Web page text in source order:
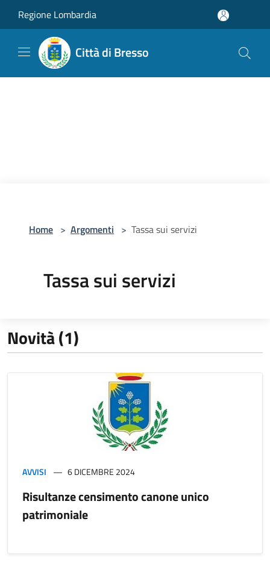
Regione Lombardia
Città di Bresso
Home > Argomenti > Tassa sui servizi
Tassa sui servizi
Novità (1)
AVVISI 6 DICEMBRE 2024
Risultanze censimento canone unico
patrimoniale